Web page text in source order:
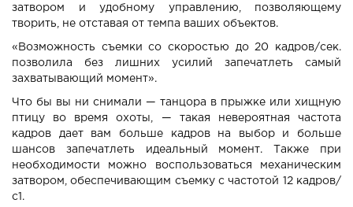
затвором и удобному управлению, позволяющему
творить, не отставая от темпа ваших объектов.
«Возможность съемки со скоростью до 20 кадров/сек.
позволила без лишних усилий запечатлеть самый
захватывающий момент».
Что бы вы ни снимали — танцора в прыжке или хищную
птицу во время охоты, — такая невероятная частота
кадров дает вам больше кадров на выбор и больше
шансов запечатлеть идеальный момент. Также при
необходимости можно воспользоваться механическим
затвором, обеспечивающим съемку с частотой 12 кадров/
с1.